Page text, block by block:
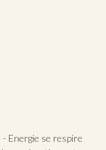
Energie se respire